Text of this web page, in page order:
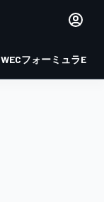
WECフォーミュラE